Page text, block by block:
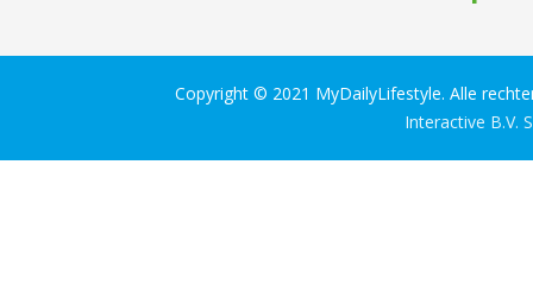
Copyright © 2021 MyDailyLifestyle. Alle
Interactive B.V.